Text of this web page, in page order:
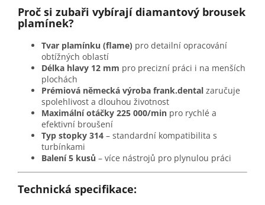
Proč si zubaři vybírají diamantový brousek
plamínek?
Tvar plamínku (flame) pro detailní opracování
obtížných oblastí
Délka hlavy 12 mm pro precizní práci i na menších
plochách
Prémiová německá výroba frank.dental zaručuje
spolehlivost a dlouhou životnost
Maximální otáčky 225 000/min pro rychlé a
efektivní broušení
Typ stopky 314 – standardní kompatibilita s
turbínkami
Balení 5 kusů – více nástrojů pro plynulou práci
Technická specifikace: